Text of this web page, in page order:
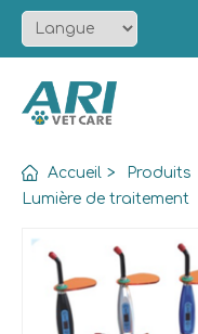
Solution
Actualités
Contact
Accueil > Produits
Lumière de traitement